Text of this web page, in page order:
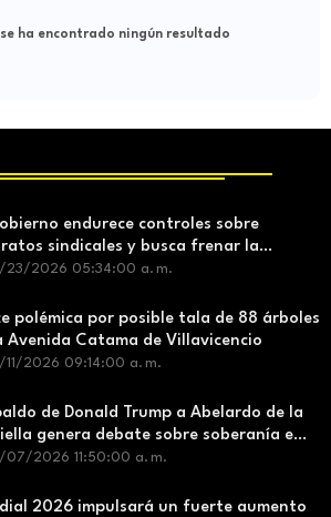
ha encontrado ningún resultado
endurece controles sobre
sindicales y busca frenar la
laboral ilegal
23/2026 05:34:00 a. m.
polémica por posible tala de 88 árboles
Avenida Catama de Villavicencio
11/2026 09:14:00 a. m.
de Donald Trump a Abelardo de la
genera debate sobre soberanía e
internacional
07/2026 11:50:00 a. m.
2026 impulsará un fuerte aumento